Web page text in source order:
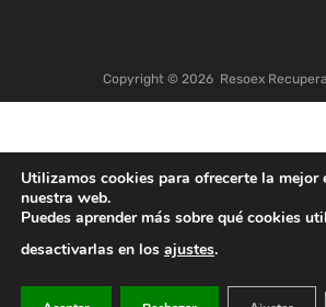
Copyright © 2026 Resoex
Utilizamos cookies para ofrecerte la mejor
nuestra web.
Puedes aprender más sobre qué cookies
desactivarlas en los ajustes.